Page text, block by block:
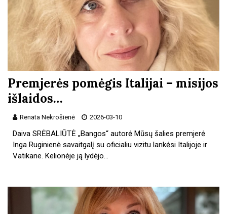
Premjerės pomėgis Italijai – misijos
išlaidos…
Renata Nekrošienė 2026-03-10
Daiva SRĖBALIŪTĖ „Bangos“ autorė Mūsų šalies premjerė
Inga Ruginienė savaitgalį su oficialiu vizitu lankėsi Italijoje ir
Vatikane. Kelionėje ją lydėjo…